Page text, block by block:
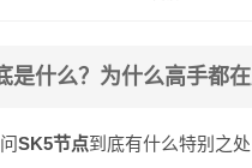
是什么？为什么高手都在
SK5节点到底有什么特别之